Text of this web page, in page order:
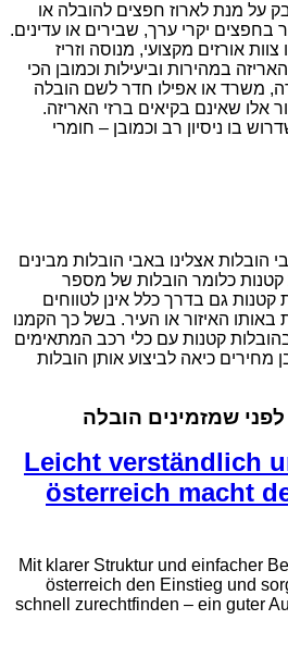
על מנת לארוז חפצים להובלה או
יקרי ערך, שבירים או עדינים.
אורזים מקצועי, מנוסה וזריז
במהירות וביעילות וכמובן הכי
משרד או אפילו חדר לשם הובלה
אלו שאינם בקיאים ברזי האריזה.
בו ניסיון רב וכמובן – חומרי
אצלינו באבי הובלות מבינים
קטנות כלומר הובלות של מספר
קטנות גם בדרך כלל אינן לטווחים
באותו האיזור או העיר. בשל כך הקמנו
קטנות עם כלי רכב המתאימים
מחירים כיאה לביצוע אותן הובלות
שמזמינים הובלה
Leicht verständlich
österreich macht
Mit klarer Struktur und einfacher
österreich den Einstieg und
schnell zurechtfinden – ein guter